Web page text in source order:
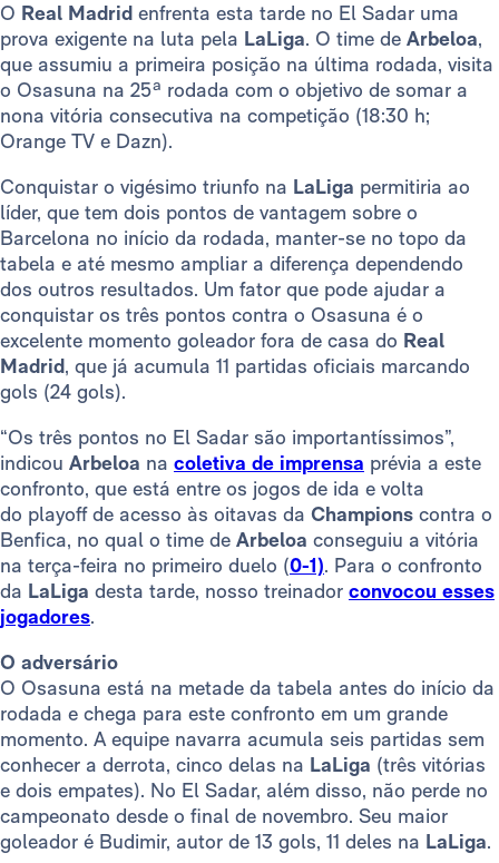
O Real Madrid enfrenta esta tarde no El Sadar uma
prova exigente na luta pela LaLiga. O time de Arbeloa,
que assumiu a primeira posição na última rodada, visita
o Osasuna na 25ª rodada com o objetivo de somar a
nona vitória consecutiva na competição (18:30 h;
Orange TV e Dazn).
Conquistar o vigésimo triunfo na LaLiga permitiria ao
líder, que tem dois pontos de vantagem sobre o
Barcelona no início da rodada, manter-se no topo da
tabela e até mesmo ampliar a diferença dependendo
dos outros resultados. Um fator que pode ajudar a
conquistar os três pontos contra o Osasuna é o
excelente momento goleador fora de casa do Real
Madrid, que já acumula 11 partidas oficiais marcando
gols (24 gols).
“Os três pontos no El Sadar são importantíssimos”,
indicou Arbeloa na coletiva de imprensa prévia a este
confronto, que está entre os jogos de ida e volta
do playoff de acesso às oitavas da Champions contra o
Benfica, no qual o time de Arbeloa conseguiu a vitória
na terça-feira no primeiro duelo (0-1). Para o confronto
da LaLiga desta tarde, nosso treinador convocou esses
jogadores.
O adversário
O Osasuna está na metade da tabela antes do início da
rodada e chega para este confronto em um grande
momento. A equipe navarra acumula seis partidas sem
conhecer a derrota, cinco delas na LaLiga (três vitórias
e dois empates). No El Sadar, além disso, não perde no
campeonato desde o final de novembro. Seu maior
goleador é Budimir, autor de 13 gols, 11 deles na LaLiga.